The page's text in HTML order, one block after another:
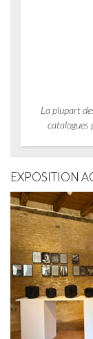
La plupart
catalogues
EXPOSITION